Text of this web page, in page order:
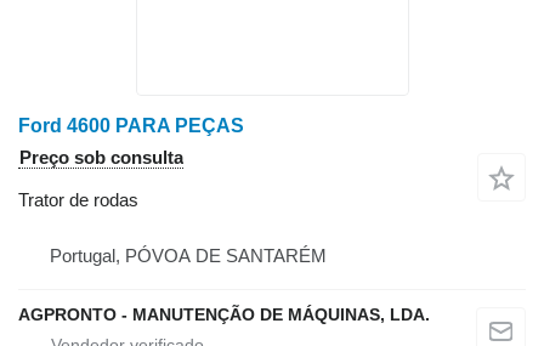
Ford 4600 PARA PEÇAS
Preço sob consulta
Trator de rodas
Portugal, PÓVOA DE SANTARÉM
AGPRONTO - MANUTENÇÃO DE MÁQUINAS, LDA.